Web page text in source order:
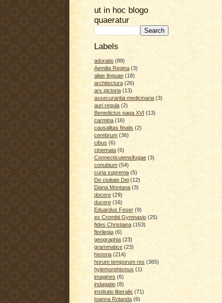
ut in hoc blogo
quaeratur
Labels
adoratio (89)
Aemilia Regina (3)
aliae linguae (18)
architectura (26)
ars pictoria (13)
assecurantia medicinaria (3)
auri regula (2)
Benedictus papa XVI (13)
carmina (16)
causalitas finalis (2)
cerebrum (36)
cibus (6)
cinemata (6)
Connecticutensifugae (3)
conubium (54)
curia suprema (5)
De ciuitate Dei (12)
Diana Montana (3)
docere (29)
ducere (16)
Eduardus Feser (9)
ex Crombii Gymnasio (25)
fides Christiana (153)
florilegia (6)
geographia (23)
grammatice (23)
historia (214)
horum temporum res (365)
hylemorphismus (1)
imagines (6)
indagatio (8)
institutio liberalis (71)
Ioanna Rolanda (6)